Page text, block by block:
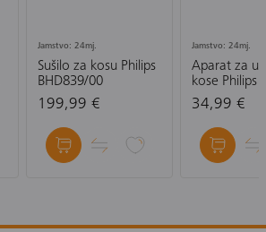
Jamstvo: 24mj.
Sušilo za kosu Philips
BHD839/00
199,99 €
Jamstvo: 24mj.
Aparat za
kose Philips
Essential
34,99 €